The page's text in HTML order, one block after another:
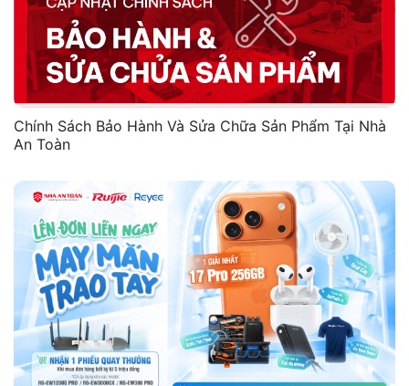
Chính Sách Bảo Hành Và Sửa Chữa Sản Phẩm Tại Nhà
An Toàn